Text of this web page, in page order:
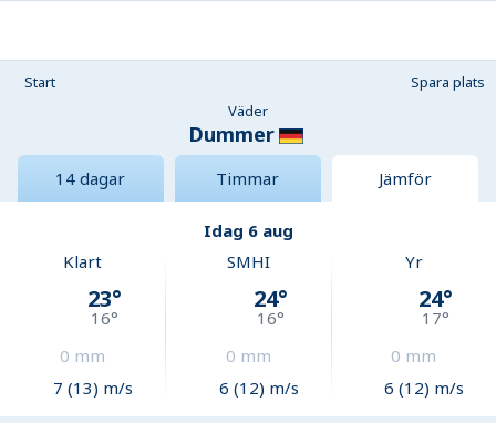
Start
Spara plats
Väder
Dummer
14 dagar Timmar Jämför
Idag 6 aug
Klart
23°
16°
0 mm
7 (13) m/s
SMHI
24°
16°
0 mm
6 (12) m/s
Yr
24°
17°
0 mm
6 (12) m/s